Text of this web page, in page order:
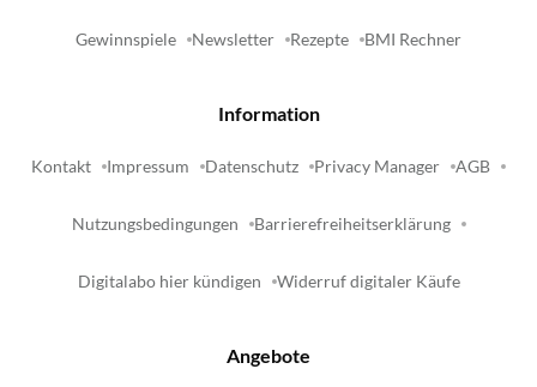
Gewinnspiele Newsletter Rezepte BMI Rechner
Information
Kontakt Impressum Datenschutz Privacy Manager AGB
Nutzungsbedingungen Barrierefreiheitserklärung
Digitalabo hier kündigen Widerruf digitaler Käufe
Angebote